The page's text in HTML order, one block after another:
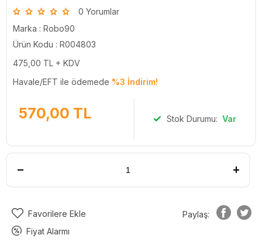
0 Yorumlar
Marka : Robo90
Ürün Kodu : R004803
475,00 TL + KDV
Havale/EFT ile ödemede %3 İndirim!
570,00 TL Stok Durumu: Var
Favorilere Ekle
Fiyat Alarmı
Paylaş: